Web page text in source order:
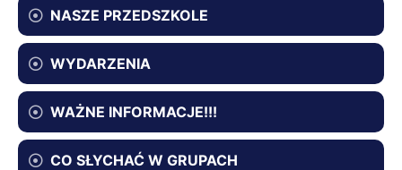
NASZE PRZEDSZKOLE
WYDARZENIA
WAŻNE INFORMACJE!!!
CO SŁYCHAĆ W GRUPACH